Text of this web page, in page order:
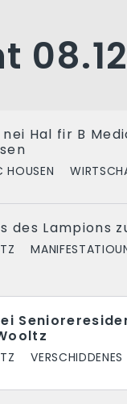
nei Hal fir B
HOUSEN
des Lampions
VERSCHIDDENES